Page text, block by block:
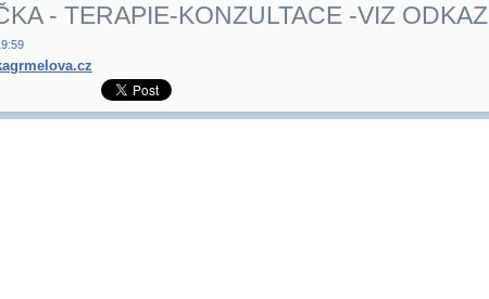
- TERAPIE-KONZULTACE -VIZ ODKAZ